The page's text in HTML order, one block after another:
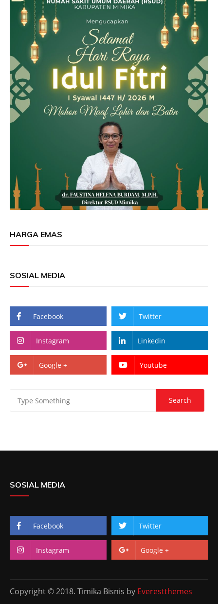
HARGA EMAS
SOSIAL MEDIA
Facebook Twitter
Instagram Linkedin
Google + Youtube
SOSIAL MEDIA
Facebook Twitter
Instagram Google +
Copyright © 2018. Timika Bisnis by Everestthemes